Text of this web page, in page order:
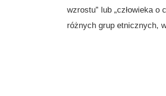
wzrostu” lub „człowieka o
różnych grup etnicznych,